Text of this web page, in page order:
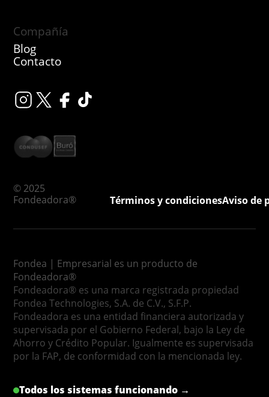
Compañía
Blog
Contacto
© 2025
Fondeadora®
Términos y condicionesAviso de
Fondea | Empresarial es un producto de
Fondeadora®
Fondeadora® es una marca registrada propiedad
Fondea Technologies, S.A. de C.V., S.F.P.
Fondeadora es una entidad financiera autorizada y
supervisada por el Gobierno Federal, bajo la Ley de
Ahorro y Crédito Popular. Igualmente es supervisada
por la FAP, de conformidad con la mencionada ley.
Todos los sistemas funcionando →